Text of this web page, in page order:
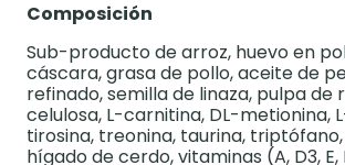
Composición
Sub-producto de arroz, huevo en
cáscara, grasa de pollo, aceite de
refinado, semilla de linaza, pulpa de
celulosa, L-carnitina, DL-metionina,
tirosina, treonina, taurina,
hígado de cerdo, vitaminas (A, D3, E,